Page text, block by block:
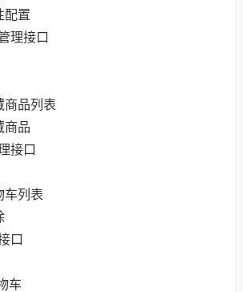
配置
理接口
商品列表
商品
接口
车列表
口
车